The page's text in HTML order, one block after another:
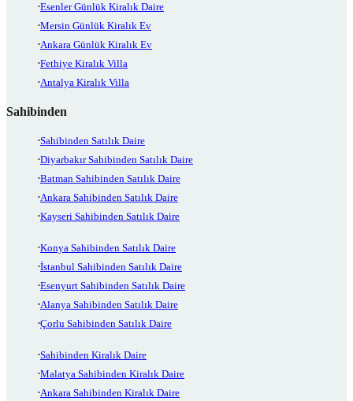
Esenler Günlük Kiralık Daire
Mersin Günlük Kiralık Ev
Ankara Günlük Kiralık Ev
Fethiye Kiralık Villa
Antalya Kiralık Villa
Sahibinden
Sahibinden Satılık Daire
Diyarbakır Sahibinden Satılık Daire
Batman Sahibinden Satılık Daire
Ankara Sahibinden Satılık Daire
Kayseri Sahibinden Satılık Daire
Konya Sahibinden Satılık Daire
İstanbul Sahibinden Satılık Daire
Esenyurt Sahibinden Satılık Daire
Alanya Sahibinden Satılık Daire
Çorlu Sahibinden Satılık Daire
Sahibinden Kiralık Daire
Malatya Sahibinden Kiralık Daire
Ankara Sahibinden Kiralık Daire